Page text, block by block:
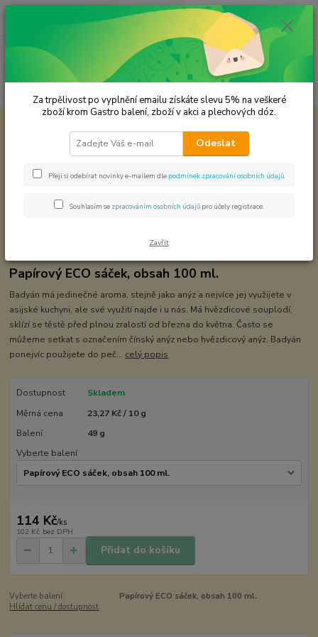
Menu
Hledat
ks
za 0,00 Kč
Badyán mletý Prémiová kvalita
Papírový ECO sáček, obsah 100 ml.
Badyán má jedinečné aroma, stejně jako anýz a nejvíce jej využijete v
asijské kuchyni, ale své využití najde i u nás. Má hvězdicové souplodí,
sklízí se těstě před plnou zralostí od března do května. Často se
můžeme setkat s označením čínský anýz nebo hvězdicový anýz. Badyán
ponejvíc použijete do peč... celý popis
Dostupnost
Skladem
Měrná cena
23,27 Kč / 10 g
Balení
49 g
Vyberte balení
114 Kč/ks
102 Kč bez DPH
Přidat do košíku
Vyberte balení:
Papírový ECO sáček, obsah 100 ml.
Hlídat cenu / dostupnost
Za trpělivost po vyplnění emailu získáte slevu 5% na veškeré
zboží krom Gastro balení, zboží v akci a plechových dóz.
Odeslat
Přeji si odebírat novinky e-mailem dle podmínek zpracování osobních údajů
Souhlasím se zpracováním osobních údajů pro účely registrace.
Zavřít